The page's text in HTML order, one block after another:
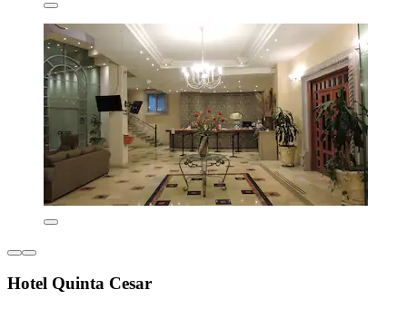
Hotel Quinta Cesar